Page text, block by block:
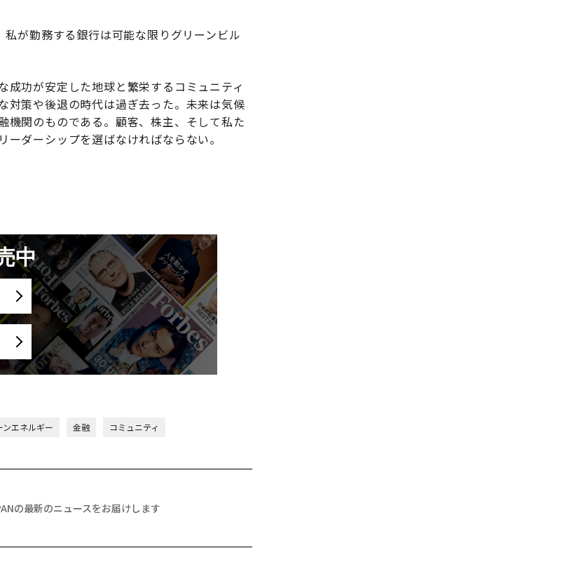
が勤務する銀行は可能な限りグリーンビル
功が安定した地球と繁栄するコミュニティ
対策や後退の時代は過ぎ去った。未来は気候
機関のものである。顧客、株主、そして私た
ダーシップを選ばなければならない。
中
ンエネルギー 金融 コミュニティ
の最新のニュースをお届けします